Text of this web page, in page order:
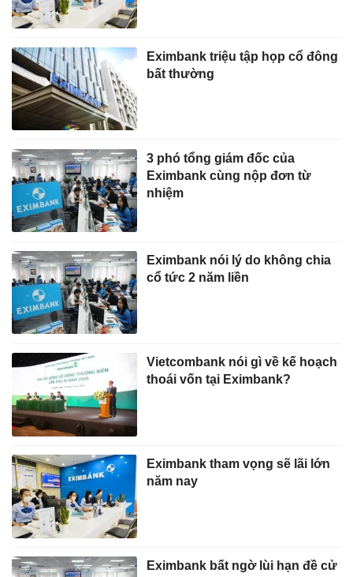
Eximbank triệu tập họp cổ đông
bất thường
3 phó tổng giám đốc của
Eximbank cùng nộp đơn từ
nhiệm
Eximbank nói lý do không chia
cổ tức 2 năm liền
Vietcombank nói gì về kế hoạch
thoái vốn tại Eximbank?
Eximbank tham vọng sẽ lãi lớn
năm nay
Eximbank bất ngờ lùi hạn đề cử